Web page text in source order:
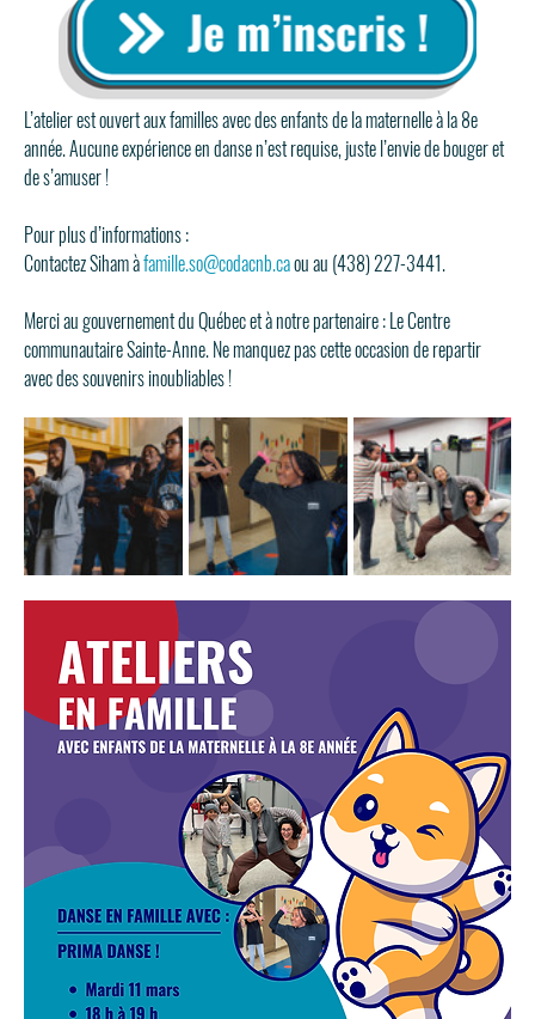
L’atelier est ouvert aux familles avec des enfants de la maternelle à la 8e
année. Aucune expérience en danse n’est requise, juste l’envie de bouger et
de s’amuser !
Pour plus d’informations :
Contactez Siham à famille.so@codacnb.ca ou au (438) 227-3441.
Merci au gouvernement du Québec et à notre partenaire : Le Centre
communautaire Sainte-Anne. Ne manquez pas cette occasion de repartir
avec des souvenirs inoubliables !